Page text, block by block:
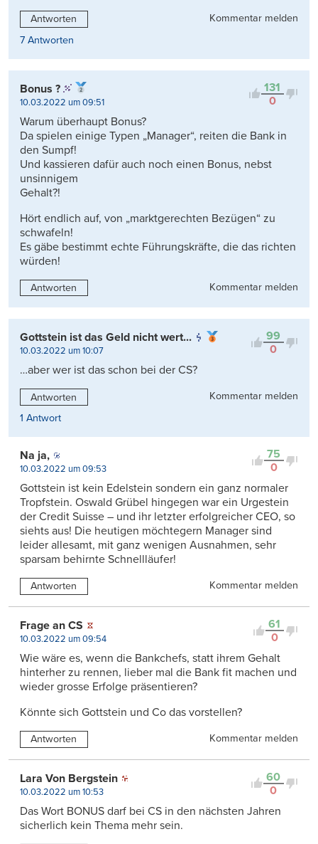
Antworten
Kommentar melden
7 Antworten
131
0
Bonus ?
10.03.2022 um 09:51
Warum überhaupt Bonus?
Da spielen einige Typen „Manager“, reiten die Bank in
den Sumpf!
Und kassieren dafür auch noch einen Bonus, nebst
unsinnigem
Gehalt?!
Hört endlich auf, von „marktgerechten Bezügen“ zu
schwafeln!
Es gäbe bestimmt echte Führungskräfte, die das richten
würden!
Antworten Kommentar melden
99
0
Gottstein ist das Geld nicht wert...
10.03.2022 um 10:07
…aber wer ist das schon bei der CS?
Antworten
Kommentar melden
1 Antwort
75
0
Na ja,
10.03.2022 um 09:53
Gottstein ist kein Edelstein sondern ein ganz normaler
Tropfstein. Oswald Grübel hingegen war ein Urgestein
der Credit Suisse – und ihr letzter erfolgreicher CEO, so
siehts aus! Die heutigen möchtegern Manager sind
leider allesamt, mit ganz wenigen Ausnahmen, sehr
sparsam behirnte Schnellläufer!
Antworten Kommentar melden
61
0
Frage an CS
10.03.2022 um 09:54
Wie wäre es, wenn die Bankchefs, statt ihrem Gehalt
hinterher zu rennen, lieber mal die Bank fit machen und
wieder grosse Erfolge präsentieren?
Könnte sich Gottstein und Co das vorstellen?
Antworten Kommentar melden
60
0
Lara Von Bergstein
10.03.2022 um 10:53
Das Wort BONUS darf bei CS in den nächsten Jahren
sicherlich kein Thema mehr sein.